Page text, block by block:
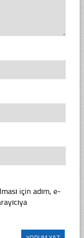
için adım, e-